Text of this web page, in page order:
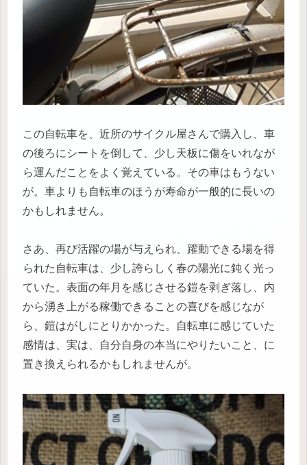
この自転車を、近所のサイクル屋さんで購入し、車
の後ろにシートを倒して、少し天板に傷をいれなが
ら運んだことをよく覚えている。その車はもうない
が。車よりも自転車のほうが寿命が一般的に長いの
かもしれません。
さあ、再び活躍の場が与えられ、躍動できる場を得
られた自転車は、少し誇らしく春の陽光に鈍く光っ
ていた。表面の年月を感じさせる鎧を剥ぎ落し、内
から湧き上がる稼働できることの喜びを感じなが
ら、鎧はがしにとりかかった。自転車に感じていた
感情は、実は、自分自身の本当にやりたいこと、に
置き換えられるかもしれませんが。